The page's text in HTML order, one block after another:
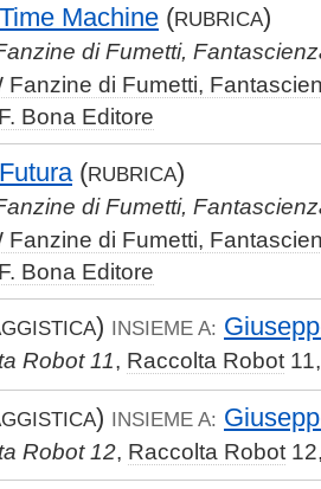
Machine (RUBRICA)
di Fumetti,
Fanzine di Fumetti,
Bona Editore
(RUBRICA)
di Fumetti,
Fanzine di Fumetti,
Bona Editore
) INSIEME A:
Robot 11, Raccolta Robot
) INSIEME A:
Robot 12, Raccolta Robot